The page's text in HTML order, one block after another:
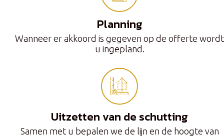
Planning
Wanneer er akkoord is gegeven op de offerte wordt
u ingepland.
Uitzetten van de schutting
Samen met u bepalen we de lijn en de hoogte van